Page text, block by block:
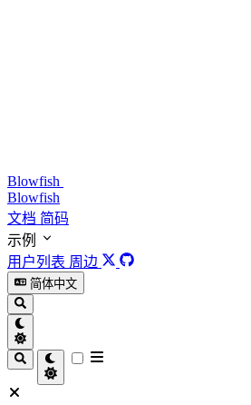
Blowfish
Blowfish
文档 简码
示例
用户列表 周边
简体中文